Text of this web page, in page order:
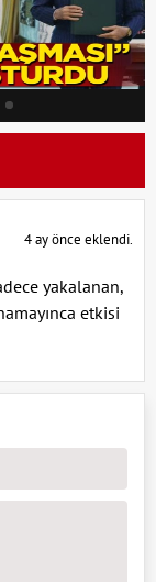
4 ay önce eklendi.
yakalanan,
etkisi